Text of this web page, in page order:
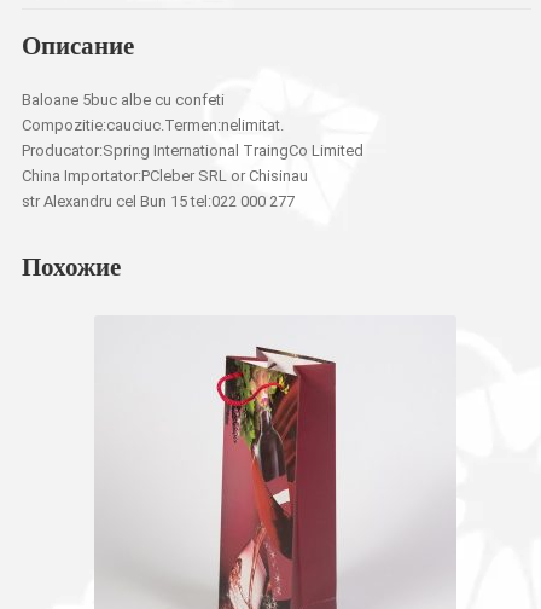
Описание
Baloane 5buc albe cu confeti
Compozitie:cauciuc.Termen:nelimitat.
Producator:Spring International TraingCo Limited
China Importator:PCleber SRL or Chisinau
str Alexandru cel Bun 15 tel:022 000 277
Похожие